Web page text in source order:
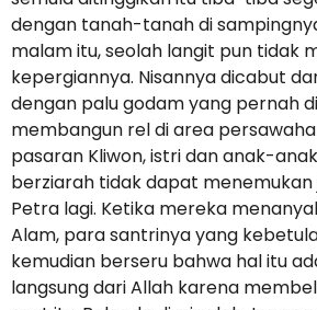
dengan tanah-tanah di
malam itu, seolah langit pun tidak
kepergiannya. Nisannya dicabut
dengan palu godam yang pernah
membangun rel di area
pasaran Kliwon, istri dan anak-
berziarah tidak dapat menemukan
Petra lagi. Ketika mereka
Alam, para santrinya yang
kemudian berseru bahwa hal itu
langsung dari Allah karena